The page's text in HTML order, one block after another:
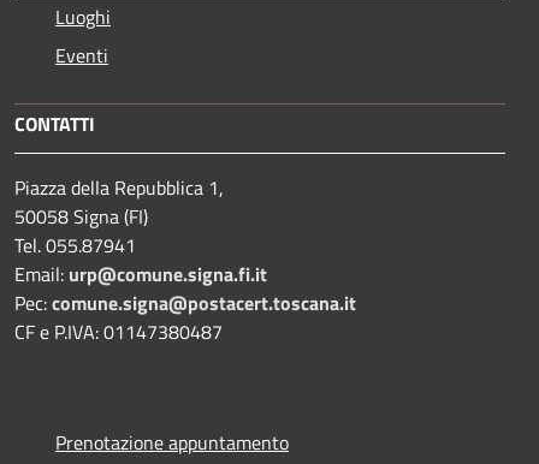
Luoghi
Eventi
CONTATTI
Piazza della Repubblica 1,
50058 Signa (FI)
Tel. 055.87941
Email: urp@comune.signa.fi.it
Pec:comune.signa@postacert.toscana.it
CF e P.IVA: 01147380487
Prenotazione appuntamento